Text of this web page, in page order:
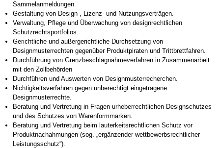
Firmenrecht, Namensrecht
Domainrecht
Designrecht
Datenschutzrecht
Anwälte
Prof. Dr. Paul Lange
Andreas Auler
Monika Wenz
Dr. Carolin Möller
Sammelanmeldungen.
Gestaltung von Design-, Lizenz- und Nutzungsverträgen.
Verwaltung, Pflege und Überwachung von designrechtlichen
Schutzrechtsportfolios.
Gerichtliche und außergerichtliche Durchsetzung von
Designmusterrechten gegenüber Produktpiraten und Trittbrettfahren.
Durchführung von Grenzbeschlagnahmeverfahren in Zusammenarbeit
mit den Zollbehörden
Durchführen und Auswerten von Designmusterrecherchen.
Nichtigkeitsverfahren gegen unberechtigt eingetragene
Designmusterrechte.
Beratung und Vertretung in Fragen urheberrechtlichen Designschutzes
und des Schutzes von Warenformmarken.
Beratung und Vertretung beim lauterkeitsrechtlichen Schutz vor
Produktnachahmungen (sog. „ergänzender wettbewerbsrechtlicher
Leistungsschutz“).